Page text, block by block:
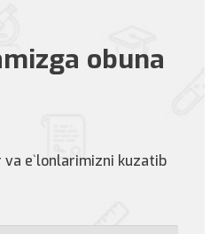
obuna
va e`lonlarimizni kuzatib